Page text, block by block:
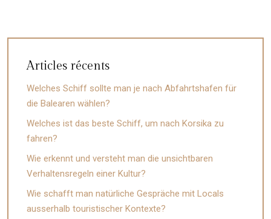
Articles récents
Welches Schiff sollte man je nach Abfahrtshafen für
die Balearen wählen?
Welches ist das beste Schiff, um nach Korsika zu
fahren?
Wie erkennt und versteht man die unsichtbaren
Verhaltensregeln einer Kultur?
Wie schafft man natürliche Gespräche mit Locals
ausserhalb touristischer Kontexte?